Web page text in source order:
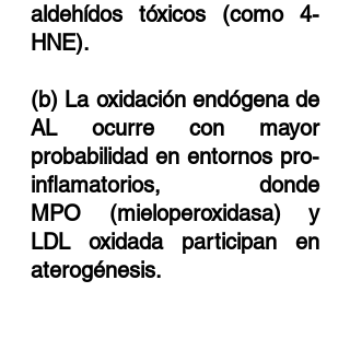
aldehídos tóxicos (como 4-
HNE).
(b) La oxidación endógena de
AL ocurre con mayor
probabilidad en entornos pro-
inflamatorios, donde
MPO (mieloperoxidasa) y
LDL oxidada participan en
aterogénesis.